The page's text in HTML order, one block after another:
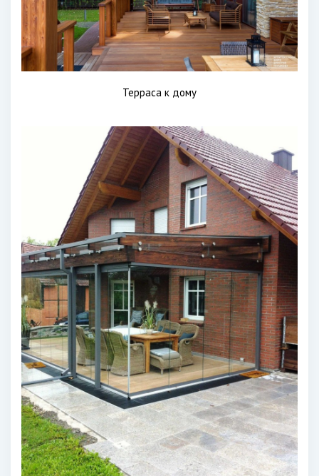
Терраса к дому